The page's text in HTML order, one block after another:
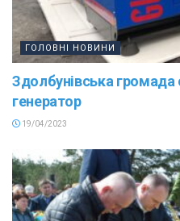
ГОЛОВНІ НОВИНИ
Здолбунівська
генератор
19/04/2023